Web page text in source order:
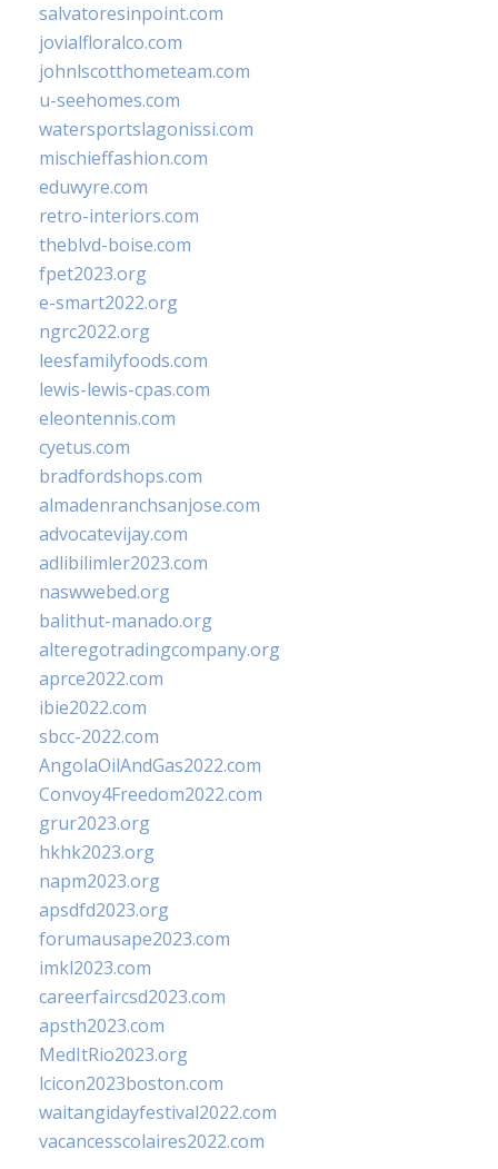
salvatoresinpoint.com
jovialfloralco.com
johnlscotthometeam.com
u-seehomes.com
watersportslagonissi.com
mischieffashion.com
eduwyre.com
retro-interiors.com
theblvd-boise.com
fpet2023.org
e-smart2022.org
ngrc2022.org
leesfamilyfoods.com
lewis-lewis-cpas.com
eleontennis.com
cyetus.com
bradfordshops.com
almadenranchsanjose.com
advocatevijay.com
adlibilimler2023.com
naswwebed.org
balithut-manado.org
alteregotradingcompany.org
aprce2022.com
ibie2022.com
sbcc-2022.com
AngolaOilAndGas2022.com
Convoy4Freedom2022.com
grur2023.org
hkhk2023.org
napm2023.org
apsdfd2023.org
forumausape2023.com
imkl2023.com
careerfaircsd2023.com
apsth2023.com
MedItRio2023.org
lcicon2023boston.com
waitangidayfestival2022.com
vacancesscolaires2022.com